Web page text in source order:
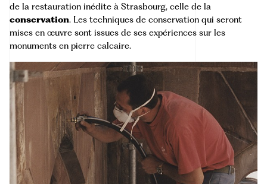
de la restauration inédite à Strasbourg, celle de la
conservation. Les techniques de conservation qui seront
mises en œuvre sont issues de ses expériences sur les
monuments en pierre calcaire.